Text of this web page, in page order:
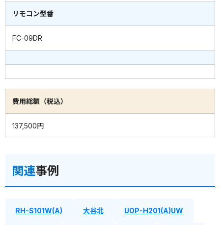
リモコン型番
FC-09DR
費用総額（税込）
137,500円
関連事例
RH-S101W(A) 大谷北 UOP-H201(A)UW